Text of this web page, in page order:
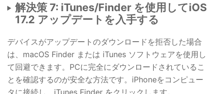
解決策 7: iTunes/Finder を使用してiOS
17.2 アップデートを入手する
デバイスがアップデートのダウンロードを拒否した場合
は、macOS Finder または iTunes ソフトウェアを使用し
て回避できます。PCに完全にダウンロードされているこ
とを確認するのが安全な方法です。iPhoneをコンピュー
タに接続し、iTunes Finder をクリックします。